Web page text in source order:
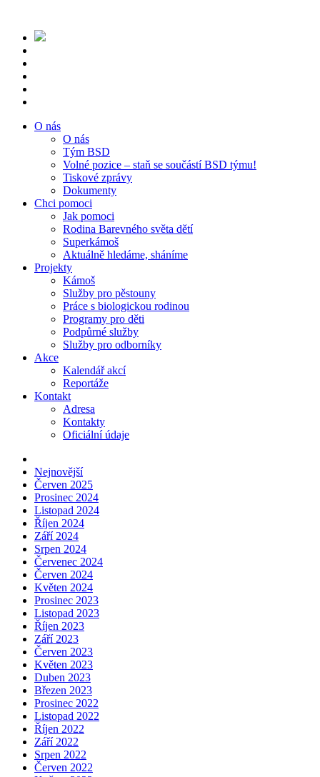
O nás
O nás
Tým BSD
Volné pozice – staň se součástí BSD týmu!
Tiskové zprávy
Dokumenty
Chci pomoci
Jak pomoci
Rodina Barevného světa dětí
Superkámoš
Aktuálně hledáme, sháníme
Projekty
Kámoš
Služby pro pěstouny
Práce s biologickou rodinou
Programy pro děti
Podpůrné služby
Služby pro odborníky
Akce
Kalendář akcí
Reportáže
Kontakt
Adresa
Kontakty
Oficiální údaje
Nejnovější
Červen 2025
Prosinec 2024
Listopad 2024
Říjen 2024
Září 2024
Srpen 2024
Červenec 2024
Červen 2024
Květen 2024
Prosinec 2023
Listopad 2023
Říjen 2023
Září 2023
Červen 2023
Květen 2023
Duben 2023
Březen 2023
Prosinec 2022
Listopad 2022
Říjen 2022
Září 2022
Srpen 2022
Červen 2022